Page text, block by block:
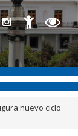
nuevo ciclo